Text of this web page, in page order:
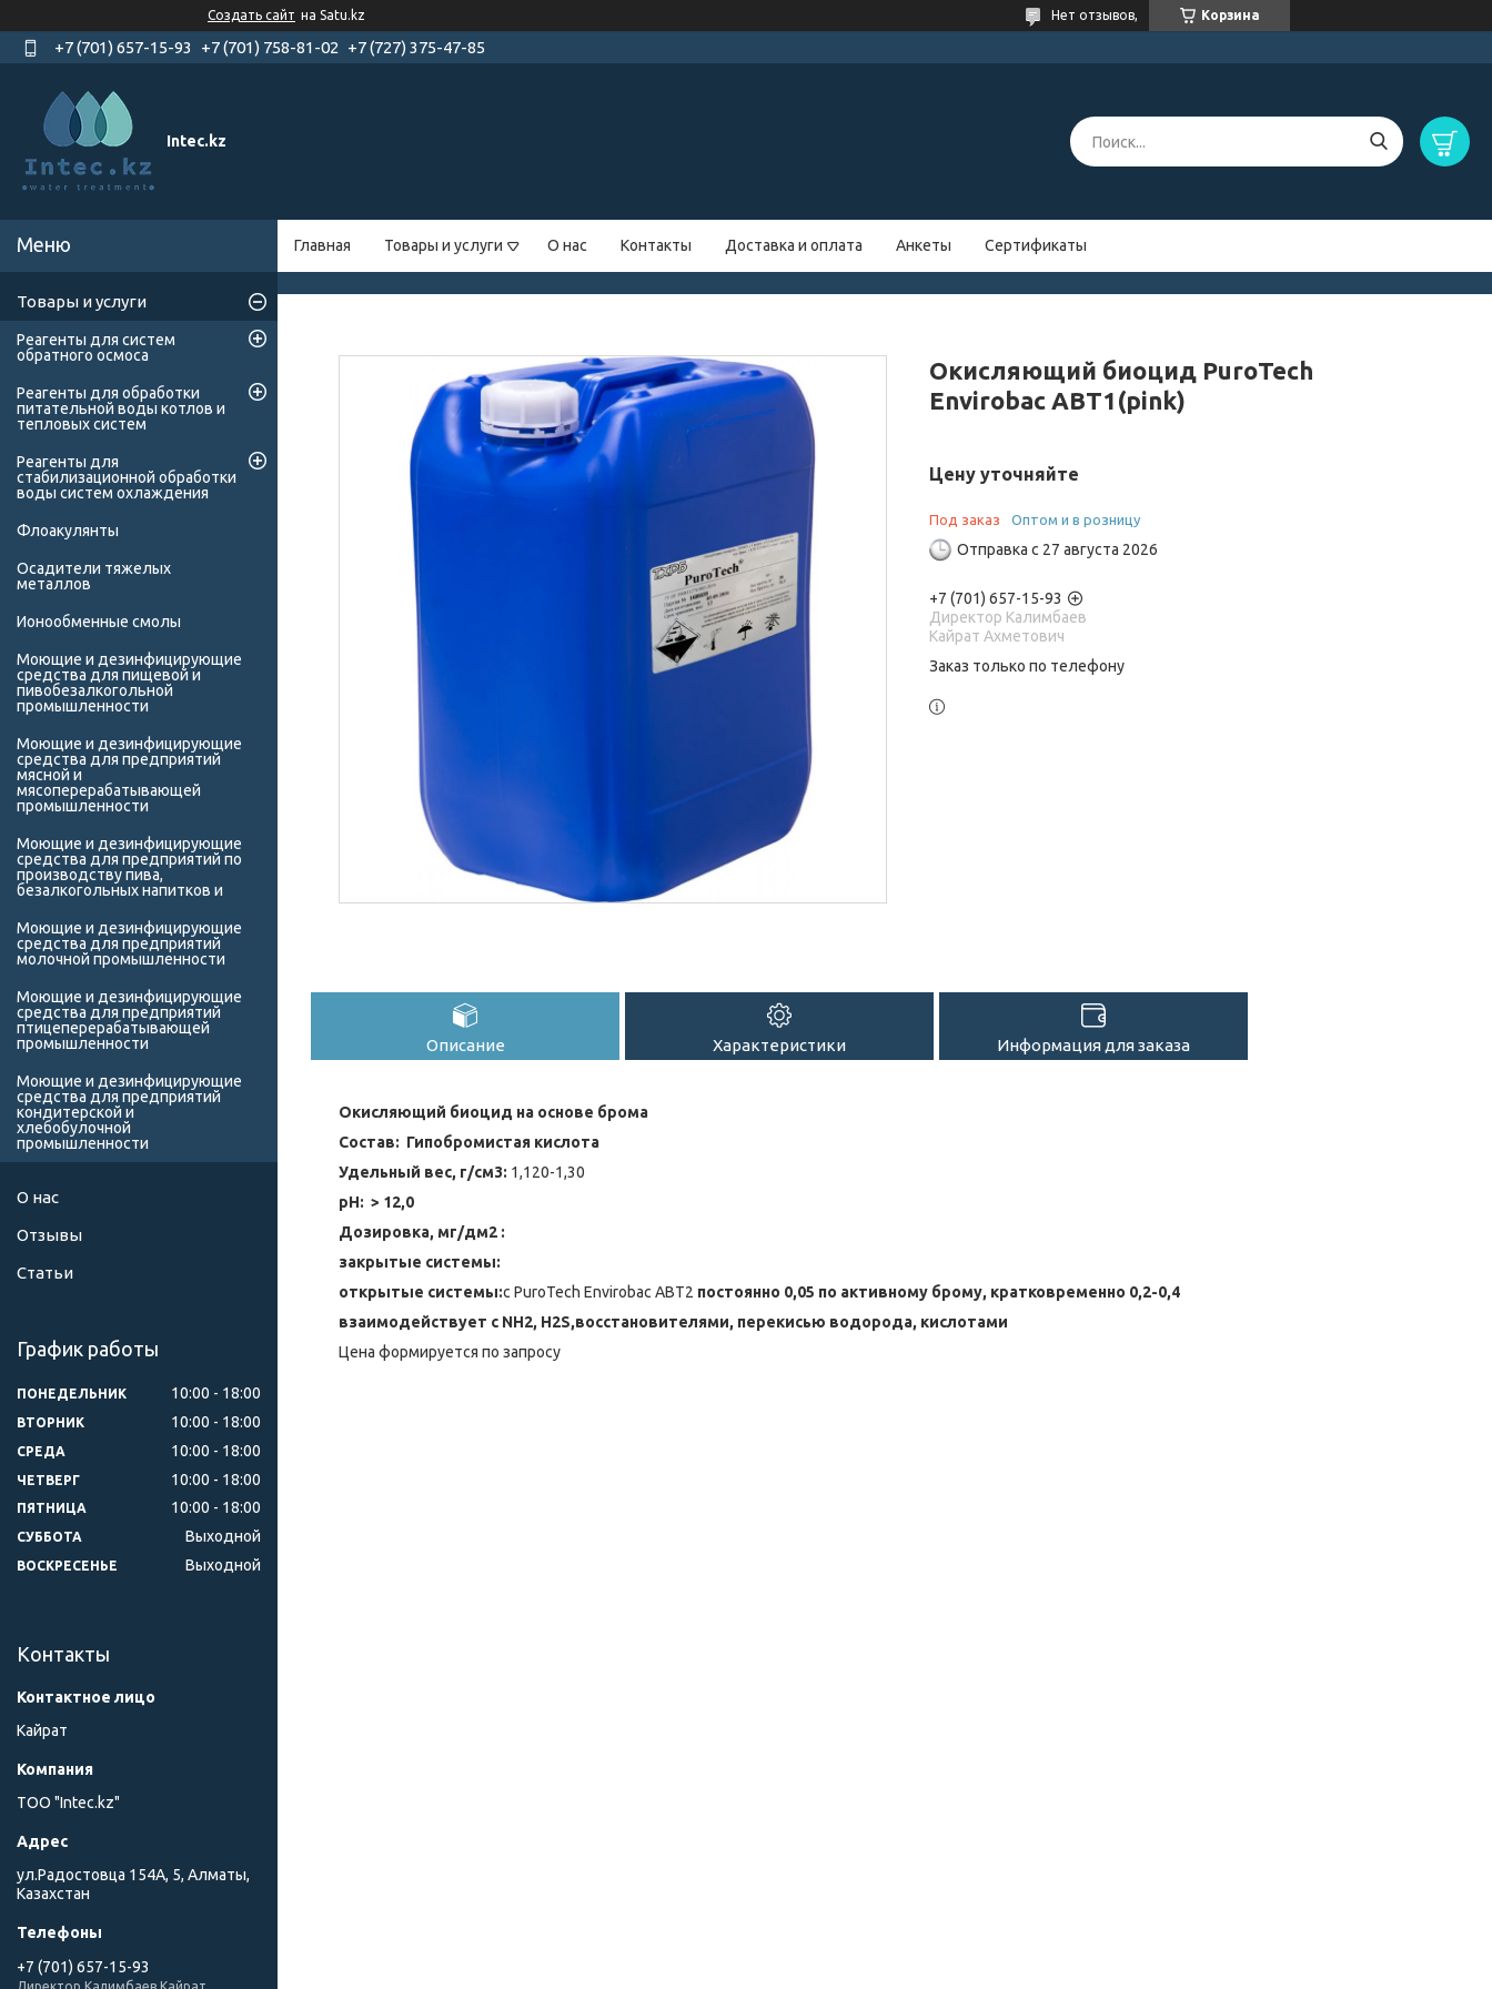
Создать сайт на Satu.kz Корзина
Нет отзывов,
+7 (701) 657-15-93 +7 (701) 758-81-02 +7 (727) 375-47-85
Intec.kz
Главная Товары и услуги О нас Контакты Доставка и оплата Анкеты Сертификаты
Окисляющий биоцид PuroTech
Envirobac ABT1(pink)
Цену уточняйте
Под заказ Оптом и в розницу
Отправка с 27 августа 2026
+7 (701) 657-15-93
Директор Калимбаев
Кайрат Ахметович
Заказ только по телефону
Описание Характеристики Информация для заказа
Окисляющий биоцид на основе брома
Состав: Гипобромистая кислота
Удельный вес, г/см3: 1,120-1,30
pH: > 12,0
Дозировка, мг/дм2 :
закрытые системы:
открытые системы:c PuroTech Envirobac ABT2 постоянно 0,05 по активному брому, кратковременно 0,2-0,4
взаимодействует с NH2, H2S,восстановителями, перекисью водорода, кислотами
Цена формируется по запросу
Товары и услуги
Реагенты для систем
обратного осмоса
Реагенты для обработки
питательной воды котлов и
тепловых систем
Реагенты для
стабилизационной обработки
воды систем охлаждения
Флоакулянты
Осадители тяжелых
металлов
Ионообменные смолы
Моющие и дезинфицирующие
средства для пищевой и
пивобезалкогольной
промышленности
Моющие и дезинфицирующие
средства для предприятий
мясной и
мясоперерабатывающей
промышленности
Моющие и дезинфицирующие
средства для предприятий по
производству пива,
безалкогольных напитков и
Моющие и дезинфицирующие
средства для предприятий
молочной промышленности
Моющие и дезинфицирующие
средства для предприятий
птицеперерабатывающей
промышленности
Моющие и дезинфицирующие
средства для предприятий
кондитерской и
хлебобулочной
промышленности
О нас
Отзывы
Статьи
График работы
ПОНЕДЕЛЬНИК 10:00 18:00
ВТОРНИК 10:00 18:00
СРЕДА 10:00 18:00
ЧЕТВЕРГ 10:00 18:00
ПЯТНИЦА 10:00 18:00
СУББОТА Выходной
ВОСКРЕСЕНЬЕ Выходной
Контакты
Кайрат
ТОО "Intec.kz"
ул.Радостовца 154А, 5, Алматы,
Казахстан
+7 (701) 657-15-93